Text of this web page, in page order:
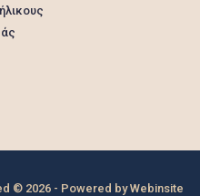
© 2026 - Powered byWebinsite